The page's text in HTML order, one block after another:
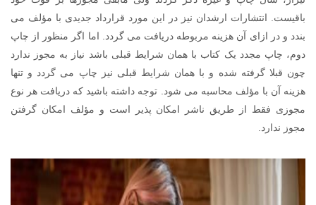
باقیست. انتشارات ارشدان نیز در این مورد قرارداد جدیدی با مؤلف می
بندد و در ازای آن هزینه مربوطه دریافت می گردد. اما اگر منظور از چاپ
دوم، چاپ مجدد یک کتاب با همان شرایط قبلی باشد نیاز به مجوز ندارد
چون قبلا گرفته شده و با همان شرایط قبلی نیز چاپ می گردد و تنها
هزینه آن با مؤلف محاسبه می شود. توجه داشته باشید که دریافت هر نوع
مجوزی فقط از طریق ناشر امکان پذیر است و مؤلف امکان گرفتن
مجوز ندارد.